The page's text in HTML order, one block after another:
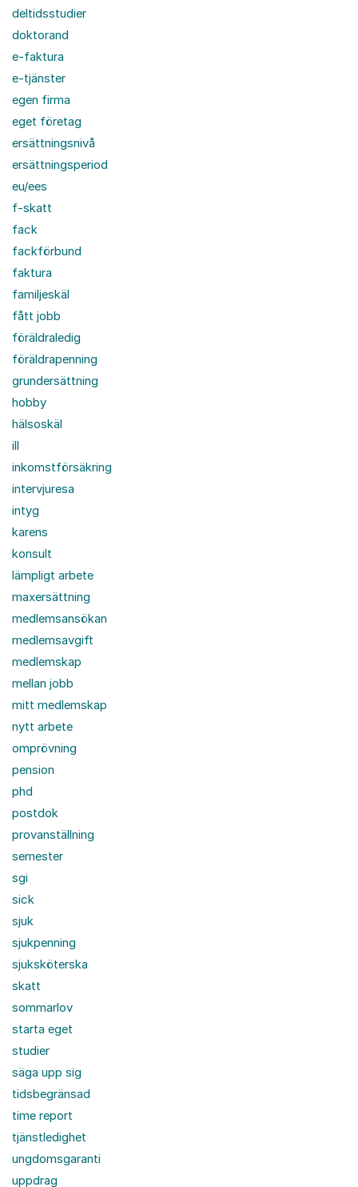
deltidsstudier
doktorand
e-faktura
e-tjänster
egen firma
eget företag
ersättningsnivå
ersättningsperiod
eu/ees
f-skatt
fack
fackförbund
faktura
familjeskäl
fått jobb
föräldraledig
föräldrapenning
grundersättning
hobby
hälsoskäl
ill
inkomstförsäkring
intervjuresa
intyg
karens
konsult
lämpligt arbete
maxersättning
medlemsansökan
medlemsavgift
medlemskap
mellan jobb
mitt medlemskap
nytt arbete
omprövning
pension
phd
postdok
provanställning
semester
sgi
sick
sjuk
sjukpenning
sjuksköterska
skatt
sommarlov
starta eget
studier
säga upp sig
tidsbegränsad
time report
tjänstledighet
ungdomsgaranti
uppdrag